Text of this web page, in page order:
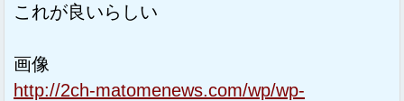
これが良いらしい
画像
http://2ch-matomenews.com/wp/wp-